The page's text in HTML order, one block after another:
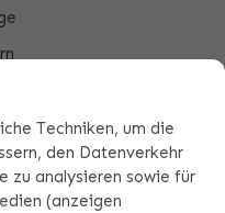
Techniken, um die
den Datenverkehr
zu analysieren sowie für
(anzeigen